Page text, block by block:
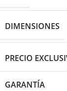
DIMENSIONES
PRECIO
GARANTÍA